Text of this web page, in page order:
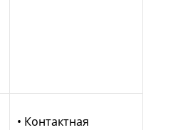
• Контактная